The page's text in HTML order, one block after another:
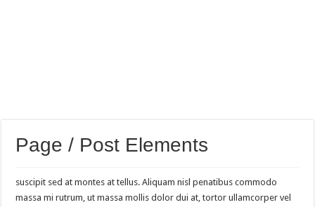
Page / Post Elements
suscipit sed at montes at tellus. Aliquam nisl penatibus commodo
massa mi rutrum, ut massa mollis dolor dui at, tortor ullamcorper vel